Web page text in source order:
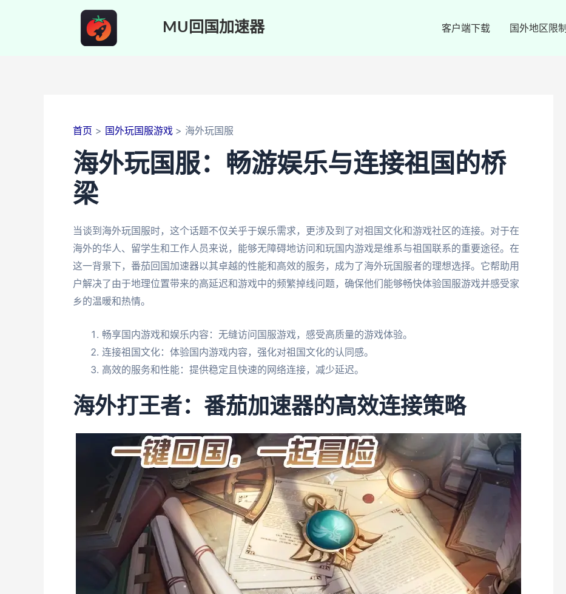
MU回国加速器 客户端下载 国外地区限制
首页 国外玩国服游戏 海外玩国服
海外玩国服：畅游娱乐与连接祖国的桥
梁
当谈到海外玩国服时，这个话题不仅关乎于娱乐需求，更涉及到了对祖国文化和游戏社区的连接。对于在
海外的华人、留学生和工作人员来说，能够无障碍地访问和玩国内游戏是维系与祖国联系的重要途径。在
这一背景下，番茄回国加速器以其卓越的性能和高效的服务，成为了海外玩国服者的理想选择。它帮助用
户解决了由于地理位置带来的高延迟和游戏中的频繁掉线问题，确保他们能够畅快体验国服游戏并感受家
乡的温暖和热情。
畅享国内游戏和娱乐内容：无缝访问国服游戏，感受高质量的游戏体验。
连接祖国文化：体验国内游戏内容，强化对祖国文化的认同感。
高效的服务和性能：提供稳定且快速的网络连接，减少延迟。
海外打王者：番茄加速器的高效连接策略